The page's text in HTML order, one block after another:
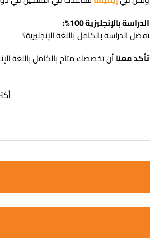
الدراسة بالإنجليزية 100%:
تفضل الدراسة بالكامل باللغة الإنجليزية؟
تأكد معناأن تخصصك متاح بالكامل باللغة
أكثر من 20,000